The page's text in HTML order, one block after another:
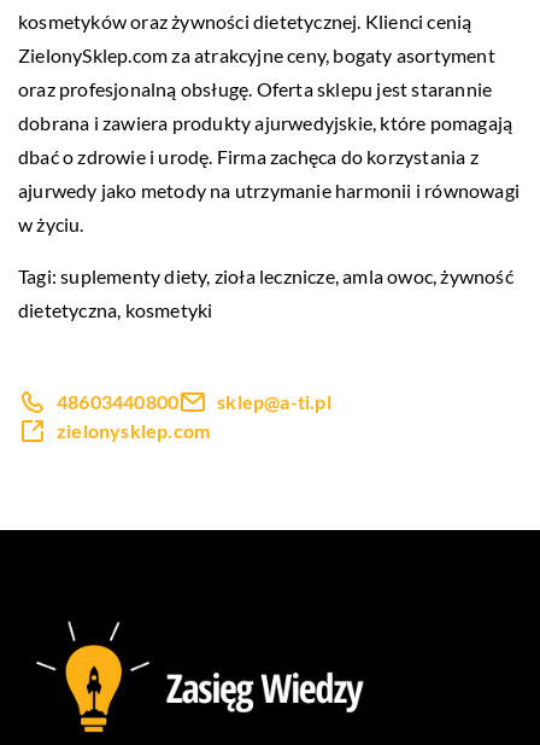
kosmetyków oraz żywności dietetycznej. Klienci cenią
ZielonySklep.com za atrakcyjne ceny, bogaty asortyment
oraz profesjonalną obsługę. Oferta sklepu jest starannie
dobrana i zawiera produkty ajurwedyjskie, które pomagają
dbać o zdrowie i urodę. Firma zachęca do korzystania z
ajurwedy jako metody na utrzymanie harmonii i równowagi
w życiu.
Tagi: suplementy diety, zioła lecznicze,amla owoc, żywność
dietetyczna, kosmetyki
48603440800
sklep@a-ti.pl
zielonysklep.com